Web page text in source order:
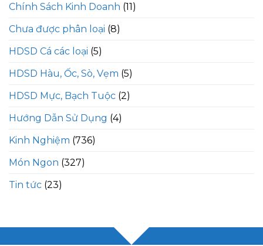
Chính Sách Kinh Doanh (11)
Chưa được phân loại (8)
HDSD Cá các loại (5)
HDSD Hàu, Ốc, Sò, Vẹm (5)
HDSD Mực, Bạch Tuộc (2)
Hướng Dẫn Sử Dụng (4)
Kinh Nghiệm (736)
Món Ngon (327)
Tin tức (23)